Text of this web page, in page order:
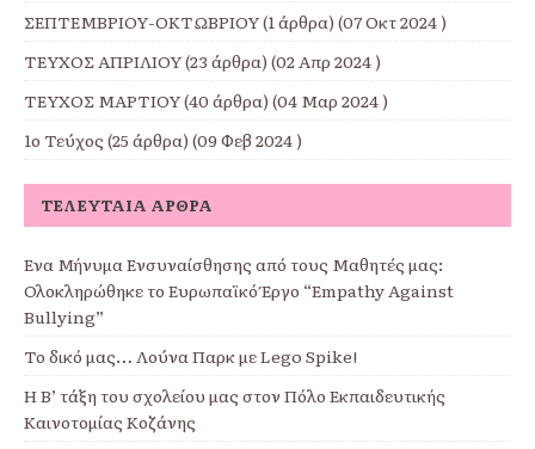
ΣΕΠΤΕΜΒΡΙΟΥ-ΟΚΤΩΒΡΙΟΥ(1 άρθρα) (07 Οκτ 2024 )
ΤΕΥΧΟΣ ΑΠΡΙΛΙΟΥ(23 άρθρα) (02 Απρ 2024 )
ΤΕΥΧΟΣ ΜΑΡΤΙΟΥ(40 άρθρα) (04 Μαρ 2024 )
1ο Τεύχος (25 άρθρα) (09 Φεβ 2024 )
ΤΕΛΕΥΤΑΊΑ ΆΡΘΡΑ
Ένα Μήνυμα Ενσυναίσθησης από τους Μαθητές μας:
Ολοκληρώθηκε το Ευρωπαϊκό Έργο “Empathy Against
Bullying”
Το δικό μας… Λούνα Παρκ με Lego Spike!
Η Β’ τάξη του σχολείου μας στον Πόλο Εκπαιδευτικής
Καινοτομίας Κοζάνης